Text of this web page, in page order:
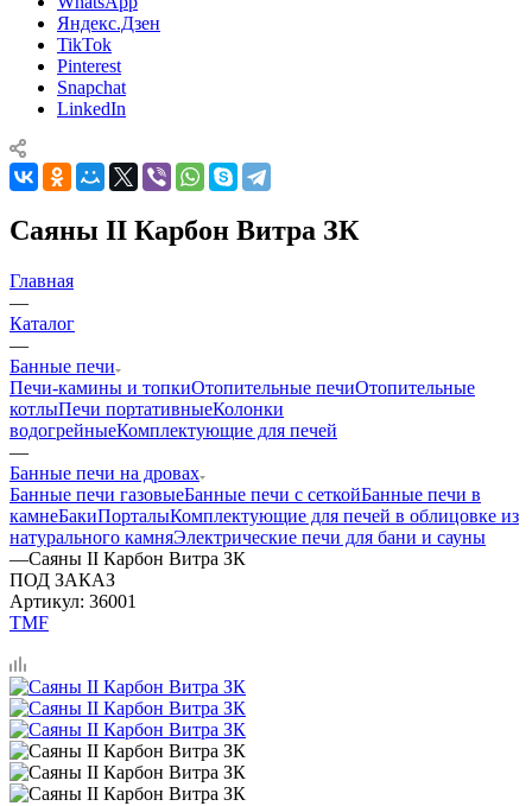
Яндекс.Дзен
TikTok
Pinterest
Snapchat
LinkedIn
Саяны II Карбон Витра ЗК
Главная
—
Каталог
—
Банные печи
Печи-камины и топкиОтопительные печиОтопительные
котлыПечи портативныеКолонки
водогрейныеКомплектующие для печей
—
Банные печи на дровах
Банные печи газовыеБанные печи с сеткойБанные печи в
камнеБакиПорталыКомплектующие для печей в облицовке из
натурального камняЭлектрические печи для бани и сауны
—Саяны II Карбон Витра ЗК
ПОД ЗАКАЗ
Артикул: 36001
TMF